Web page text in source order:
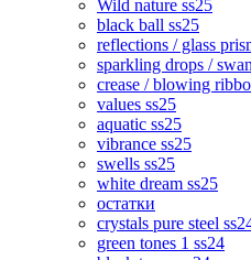
Wild nature ss25
black ball ss25
reflections / glass
sparkling drops /
crease / blowing
values ss25
aquatic ss25
vibrance ss25
swells ss25
white dream ss25
остатки
crystals pure steel
green tones 1 ss24